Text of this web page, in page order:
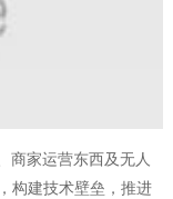
家运营东西及无人
构建技术壁垒，推进